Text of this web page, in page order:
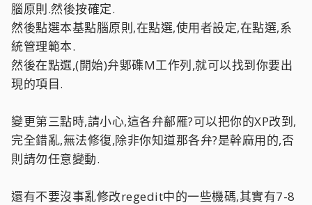
腦原則.然後按確定.
然後點選本基點腦原則,在點選,使用者設定,在點選,系
統管理範本.
然後在點選,(開始)弁鄋磼M工作列,就可以找到你要出
現的項目.
變更第三點時,請小心,這各弁鄐雁?可以把你的XP改到,
完全錯亂,無法修復,除非你知道那各弁?是幹麻用的,否
則請勿任意變動.
還有不要沒事亂修改regedit中的一些機碼,其實有7-8